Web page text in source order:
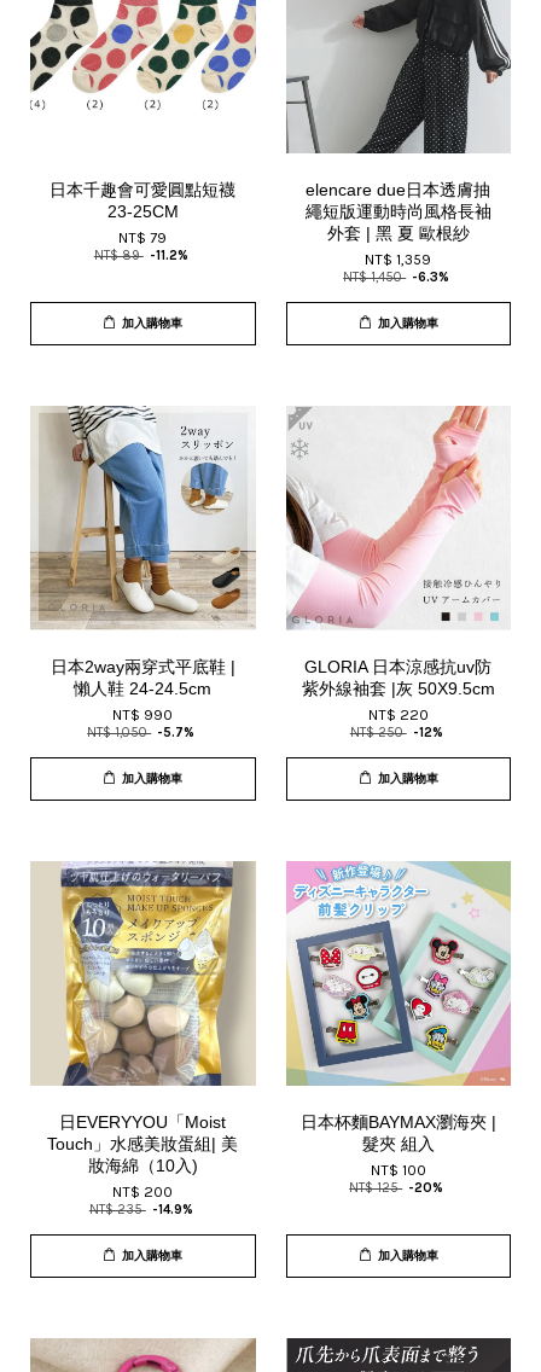
日本千趣會可愛圓點短襪
23-25CM
NT$ 79
NT$ 89 -11.2%
加入購物車
elencare due日本透膚抽
繩短版運動時尚風格長袖
外套 | 黑 夏 歐根紗
NT$ 1,359
NT$ 1,450 -6.3%
加入購物車
日本2way兩穿式平底鞋 |
懶人鞋 24-24.5cm
NT$ 990
NT$ 1,050 -5.7%
加入購物車
GLORIA 日本涼感抗uv防
紫外線袖套 |灰 50X9.5cm
NT$ 220
NT$ 250 -12%
加入購物車
日EVERYYOU「Moist
Touch」水感美妝蛋組| 美
妝海綿（10入)
NT$ 200
NT$ 235 -14.9%
加入購物車
日本杯麵BAYMAX瀏海夾 |
髮夾 組入
NT$ 100
NT$ 125 -20%
加入購物車